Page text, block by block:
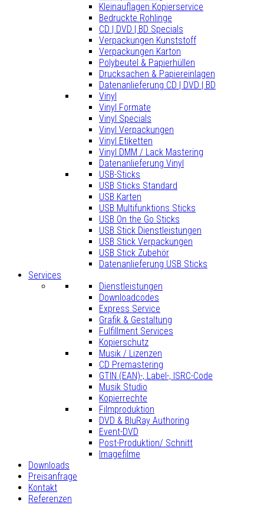
Kleinauflagen Kopierservice
Bedruckte Rohlinge
CD | DVD | BD Specials
Verpackungen Kunststoff
Verpackungen Karton
Polybeutel & Papierhüllen
Drucksachen & Papiereinlagen
Datenanlieferung CD | DVD | BD
Vinyl
Vinyl Formate
Vinyl Specials
Vinyl Verpackungen
Vinyl Etiketten
Vinyl DMM / Lack Mastering
Datenanlieferung Vinyl
USB-Sticks
USB Sticks Standard
USB Karten
USB Multifunktions Sticks
USB On the Go Sticks
USB Stick Dienstleistungen
USB Stick Verpackungen
USB Stick Zubehör
Datenanlieferung USB Sticks
Services
Dienstleistungen
Downloadcodes
Express Service
Grafik & Gestaltung
Fulfillment Services
Kopierschutz
Musik / Lizenzen
CD Premastering
GTIN (EAN)-, Label-, ISRC-Code
Musik Studio
Kopierrechte
Filmproduktion
DVD & BluRay Authoring
Event-DVD
Post-Produktion/ Schnitt
Imagefilme
Downloads
Preisanfrage
Kontakt
Referenzen